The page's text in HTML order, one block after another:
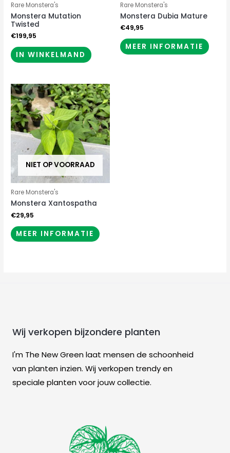
Rare Monstera's
Monstera Mutation
Twisted
€199,95
IN WINKELMAND
Rare Monstera's
Monstera Dubia Mature
€49,95
MEER INFORMATIE
NIET OP VOORRAAD
Rare Monstera's
Monstera Xantospatha
€29,95
MEER INFORMATIE
Wij verkopen bijzondere planten
I'm The New Green laat mensen de schoonheid
van planten inzien. Wij verkopen trendy en
speciale planten voor jouw collectie.